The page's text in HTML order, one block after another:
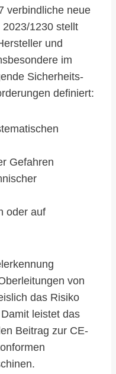
verbindliche neue
1230 stellt
und
im
Sicherheits-
definiert:
Gefahren
oder auf
von
das Risiko
leistet das
Beitrag zur CE-